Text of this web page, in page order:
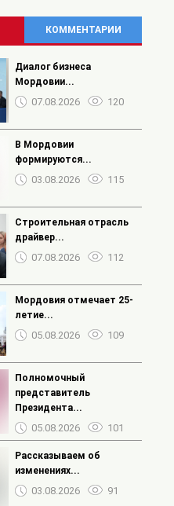
КОММЕНТАРИИ
Диалог бизнеса
Мордовии...
07.08.2026 120
В Мордовии
формируются...
03.08.2026 115
Строительная отрасль
драйвер...
07.08.2026 112
Мордовия отмечает 25-
летие...
05.08.2026 109
Полномочный
представитель
Президента...
05.08.2026 101
Рассказываем об
изменениях...
03.08.2026 91